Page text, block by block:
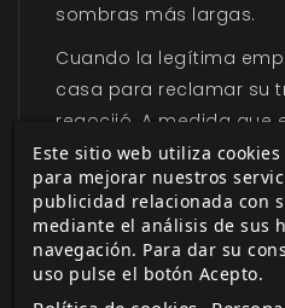
sombras más largas.
Cuando la legítima
casa para reclamar su
regocijó. A medida que
un nuevo amanecer,
anatolios hasta los
trabajan por una nueva
cerca de su corazón
fuerte al imperio: la
Este sitio web utiliza
para mejorar nuestros
publicidad relacionada con
mediante el análisis de sus
navegación. Para dar su
uso pulse el botón Acepto.